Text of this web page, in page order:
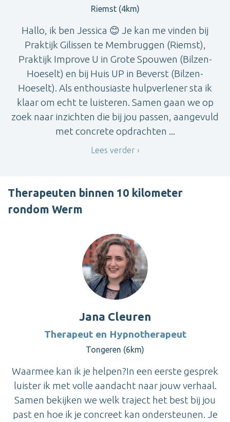
Riemst (4km)
Hallo, ik ben Jessica 😊 Je kan me vinden bij
Praktijk Gilissen te Membruggen (Riemst),
Praktijk Improve U in Grote Spouwen (Bilzen-
Hoeselt) en bij Huis UP in Beverst (Bilzen-
Hoeselt). Als enthousiaste hulpverlener sta ik
klaar om echt te luisteren. Samen gaan we op
zoek naar inzichten die bij jou passen, aangevuld
met concrete opdrachten ...
Lees verder
Therapeuten binnen 10 kilometer
rondom Werm
Jana Cleuren
Therapeut en Hypnotherapeut
Tongeren (6km)
Waarmee kan ik je helpen?In een eerste gesprek
luister ik met volle aandacht naar jouw verhaal.
Samen bekijken we welk traject het best bij jou
past en hoe ik je concreet kan ondersteunen. Je